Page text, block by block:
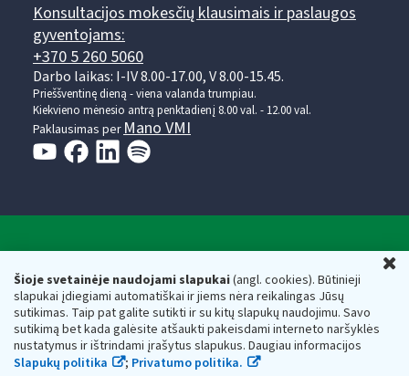
Šioje svetainėje naudojami slapukai(angl. cookies). Būtinieji
slapukai įdiegiami automatiškai ir jiems nėra reikalingas Jūsų
sutikimas. Taip pat galite sutikti ir su kitų slapukų naudojimu. Savo
sutikimą bet kada galėsite atšaukti pakeisdami interneto naršyklės
nustatymus ir ištrindami įrašytus slapukus. Daugiau informacijos
Slapukų politika
; Privatumo politika.
Konsultacijos mokesčių klausimais ir paslaugos
gyventojams:
+370 5 260 5060
Darbo laikas: I-IV 8.00-17.00, V 8.00-15.45.
Prieššventinę dieną - viena valanda trumpiau.
Kiekvieno mėnesio antrą penktadienį 8.00 val. - 12.00 val.
Paklausimas per Mano VMI
Respublikos finansų ministerijos
Biudžetinė įstaiga. Juridinio asmens kodas — 188659752,
adresas: Vasario 16-osios g. 14, 01107 Vilnius, Lietuva, el.paštas:
vmi@vmi.lt, E. pristatymo dėžutės adresas 188659752
Duomenys apie Valstybinę mokesčių inspekciją prie Lietuvos
Respublikos finansų ministerijos kaupiami ir saugomi Juridinių